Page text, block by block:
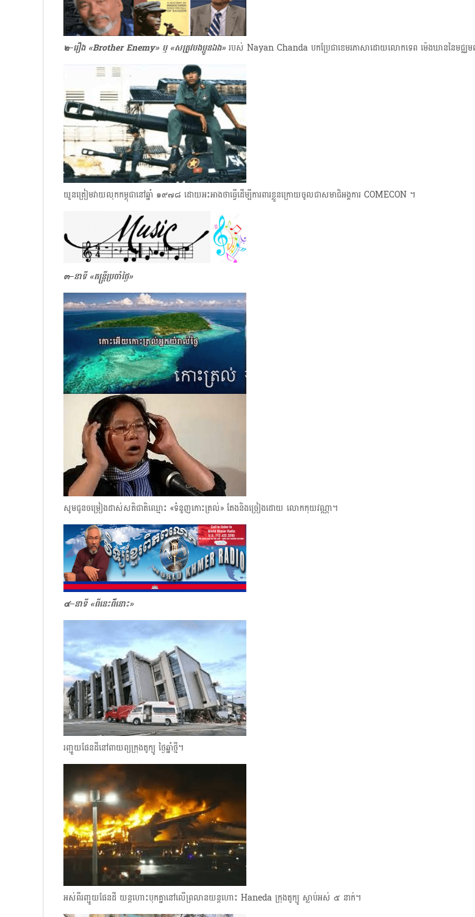
๒–រឿង «Brother Enemy» ឬ «សត្រូវបងប្អូនឯង»របស់ Nayan Chanda​ បកប្រែជាខេមរភាសាដោយ​លោក​ទេព ម៉េងឃាន​នៃមជ្ឈម
យួនត្រៀមវាយលុកកម្ពុជា​នៅឆ្នាំ ๑๙๗๘ ដោយអះអាងថាធ្វើដើម្បីការពារខ្លួន​ក្រោយចូលជាសមាជិអង្គការ COMECON ។
๓–នាទី«តន្ត្រីប្រចាំថ្ងៃ»
សូមជូនចម្រៀងដាស់សតិជាតិឈ្មោះ «ទំនួញកោះត្រល់» តែងនិងច្រៀងដោយ លោកកុយវណ្ណា។
๔–នាទី «ពីនេះពី័នោះ»
រញ្ជួយផែនដីនៅពាយព្យក្រុងតូក្យូ ថ្ងៃឆ្នាំថ្មី។
អស់ពីរញ្ជួយផែនដី យន្តហោះបុកគ្នានៅលើព្រលានយន្តហោះ Haneda ក្រុងតូក្យូ ស្លាប់អស់​ ๕ នាក់។